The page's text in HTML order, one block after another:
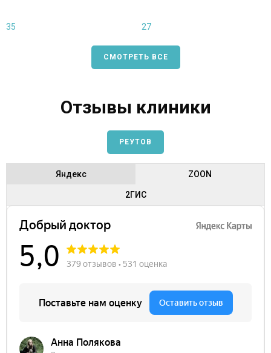
35 27
СМОТРЕТЬ ВСЕ
Отзывы клиники
РЕУТОВ
Яндекс ZOON
2ГИС